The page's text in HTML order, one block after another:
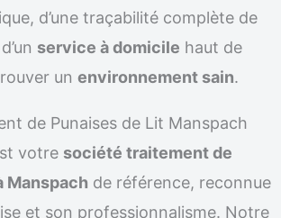
d’une traçabilité complète de
service à domicile haut de
un environnement sain.
de Punaises de Lit Manspach
votre société traitement de
Manspach de référence, reconnue
et son professionnalisme. Notre